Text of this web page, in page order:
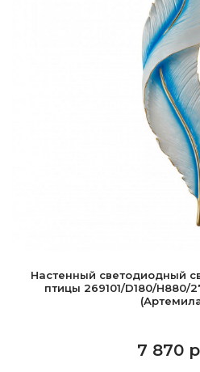
Настенный светодиодный
птицы 269101/D180/H880/
7 870